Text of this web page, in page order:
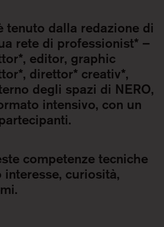
tenuto dalla redazione di
rete di professionist* –
editor, graphic
direttor* creativ*,
degli spazi di NERO,
intensivo, con un
competenze tecniche
interesse, curiosità,